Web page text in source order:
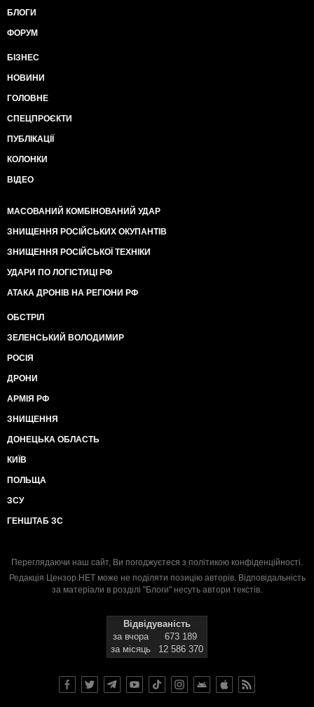
БЛОГИ
ФОРУМ
БІЗНЕС
НОВИНИ
ГОЛОВНЕ
СПЕЦПРОЄКТИ
ПУБЛІКАЦІЇ
КОЛОНКИ
ВІДЕО
МАСОВАНИЙ КОМБІНОВАНИЙ УДАР
ЗНИЩЕННЯ РОСІЙСЬКИХ ОКУПАНТІВ
ЗНИЩЕННЯ РОСІЙСЬКОЇ ТЕХНІКИ
УДАРИ ПО ЛОГІСТИЦІ РФ
АТАКА ДРОНІВ НА РЕГІОНИ РФ
ОБСТРІЛ
ЗЕЛЕНСЬКИЙ ВОЛОДИМИР
РОСІЯ
ДРОНИ
АРМІЯ РФ
ЗНИЩЕННЯ
ДОНЕЦЬКА ОБЛАСТЬ
КИЇВ
ПОЛЬЩА
ЗСУ
ГЕНШТАБ ЗС
Переглядаючи наш сайт, Ви погоджуєтеся з політикою конфіденційності.
Редакція Цензор.НЕТ може не поділяти позицію авторів. Відповідальність
за матеріали в розділі "Блоги" несуть автори текстів.
Відвідуваність
за вчора
673 189
за місяць
12 586 370